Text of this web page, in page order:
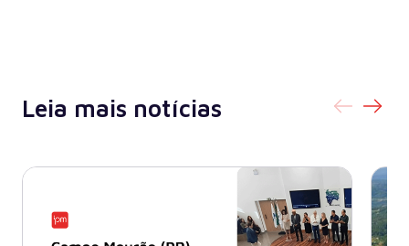
Leia mais notícias